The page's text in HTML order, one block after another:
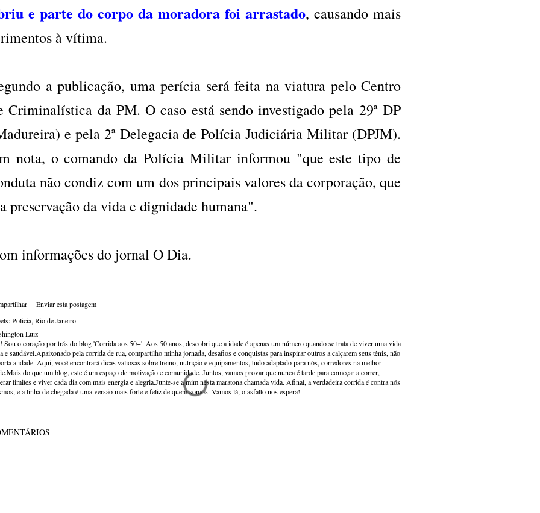
e parte do corpo da moradora foi arrastado, causando mais
à vítima.
a publicação, uma perícia será feita na viatura pelo Centro
Criminalística da PM. O caso está sendo investigado pela 29ª DP
e pela 2ª Delegacia de Polícia Judiciária Militar (DPJM).
nota, o comando da Polícia Militar informou "que este tipo de
não condiz com um dos principais valores da corporação, que
preservação da vida e dignidade humana".
informações do jornal O Dia.
Enviar esta postagem
Policia Rio de Janeiro
Luiz
Sou o coração por trás do blog 'Corrida aos 50+'. Aos 50 anos, descobri que a idade é apenas um número quando se trata de viver uma vida
e saudável.Apaixonado pela corrida de rua, compartilho minha jornada, desafios e conquistas para inspirar outros a calçarem seus tênis, não
a idade. Aqui, você encontrará dicas valiosas sobre treino, nutrição e equipamentos, tudo adaptado para nós, corredores na melhor
do que um blog, este é um espaço de motivação e comunidade. Juntos, vamos provar que nunca é tarde para começar a correr,
limites e viver cada dia com mais energia e alegria.Junte-se a mim nesta maratona chamada vida. Afinal, a verdadeira corrida é contra nós
e a linha de chegada é uma versão mais forte e feliz de quem somos. Vamos lá, o asfalto nos espera!